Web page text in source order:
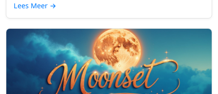
Lees Meer →